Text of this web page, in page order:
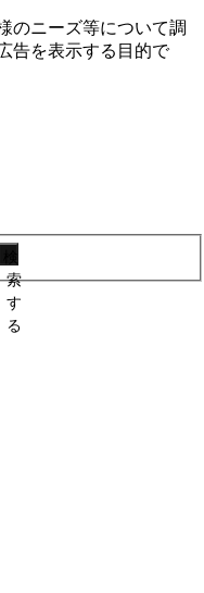
のニーズ等について調
告を表⽰する⽬的で
索
す
る